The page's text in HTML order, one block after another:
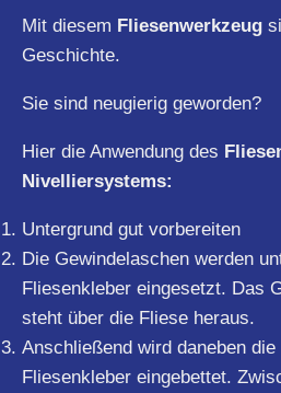
Mit diesem Fliesenwerkzeug
Geschichte.
Sie sind neugierig geworden?
Hier die Anwendung des
Nivelliersystems:
Untergrund gut vorbereiten
Die Gewindelaschen werden
Fliesenkleber eingesetzt. Das
steht über die Fliese heraus.
Anschließend wird daneben
Fliesenkleber eingebettet.